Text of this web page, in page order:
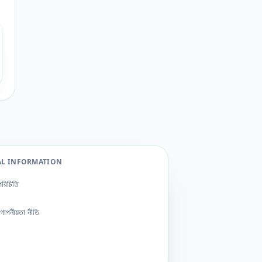
INFORMATION
নীতি